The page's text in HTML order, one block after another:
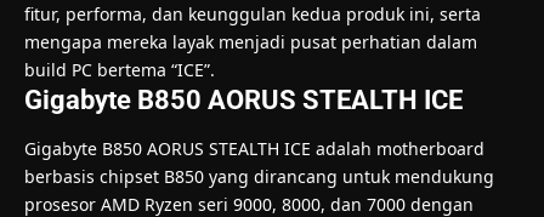
fitur, performa, dan keunggulan kedua produk ini, serta
mengapa mereka layak menjadi pusat perhatian dalam
build PC bertema “ICE”.
Gigabyte B850 AORUS STEALTH ICE
Gigabyte B850 AORUS STEALTH ICE adalah motherboard
berbasis chipset B850 yang dirancang untuk mendukung
prosesor AMD Ryzen seri 9000, 8000, dan 7000 dengan